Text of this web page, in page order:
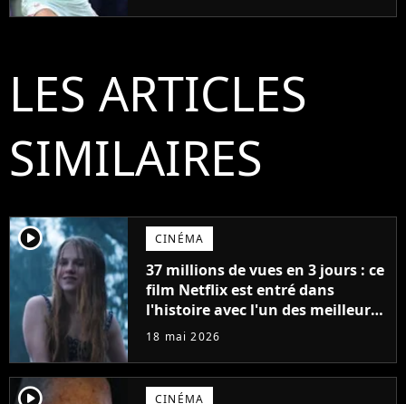
LES ARTICLES
SIMILAIRES
player2 CINÉMA
37 millions de vues en 3 jours : ce
film Netflix est entré dans
l'histoire avec l'un des meilleurs
lancements de tous les temps
18 mai 2026
player2 CINÉMA